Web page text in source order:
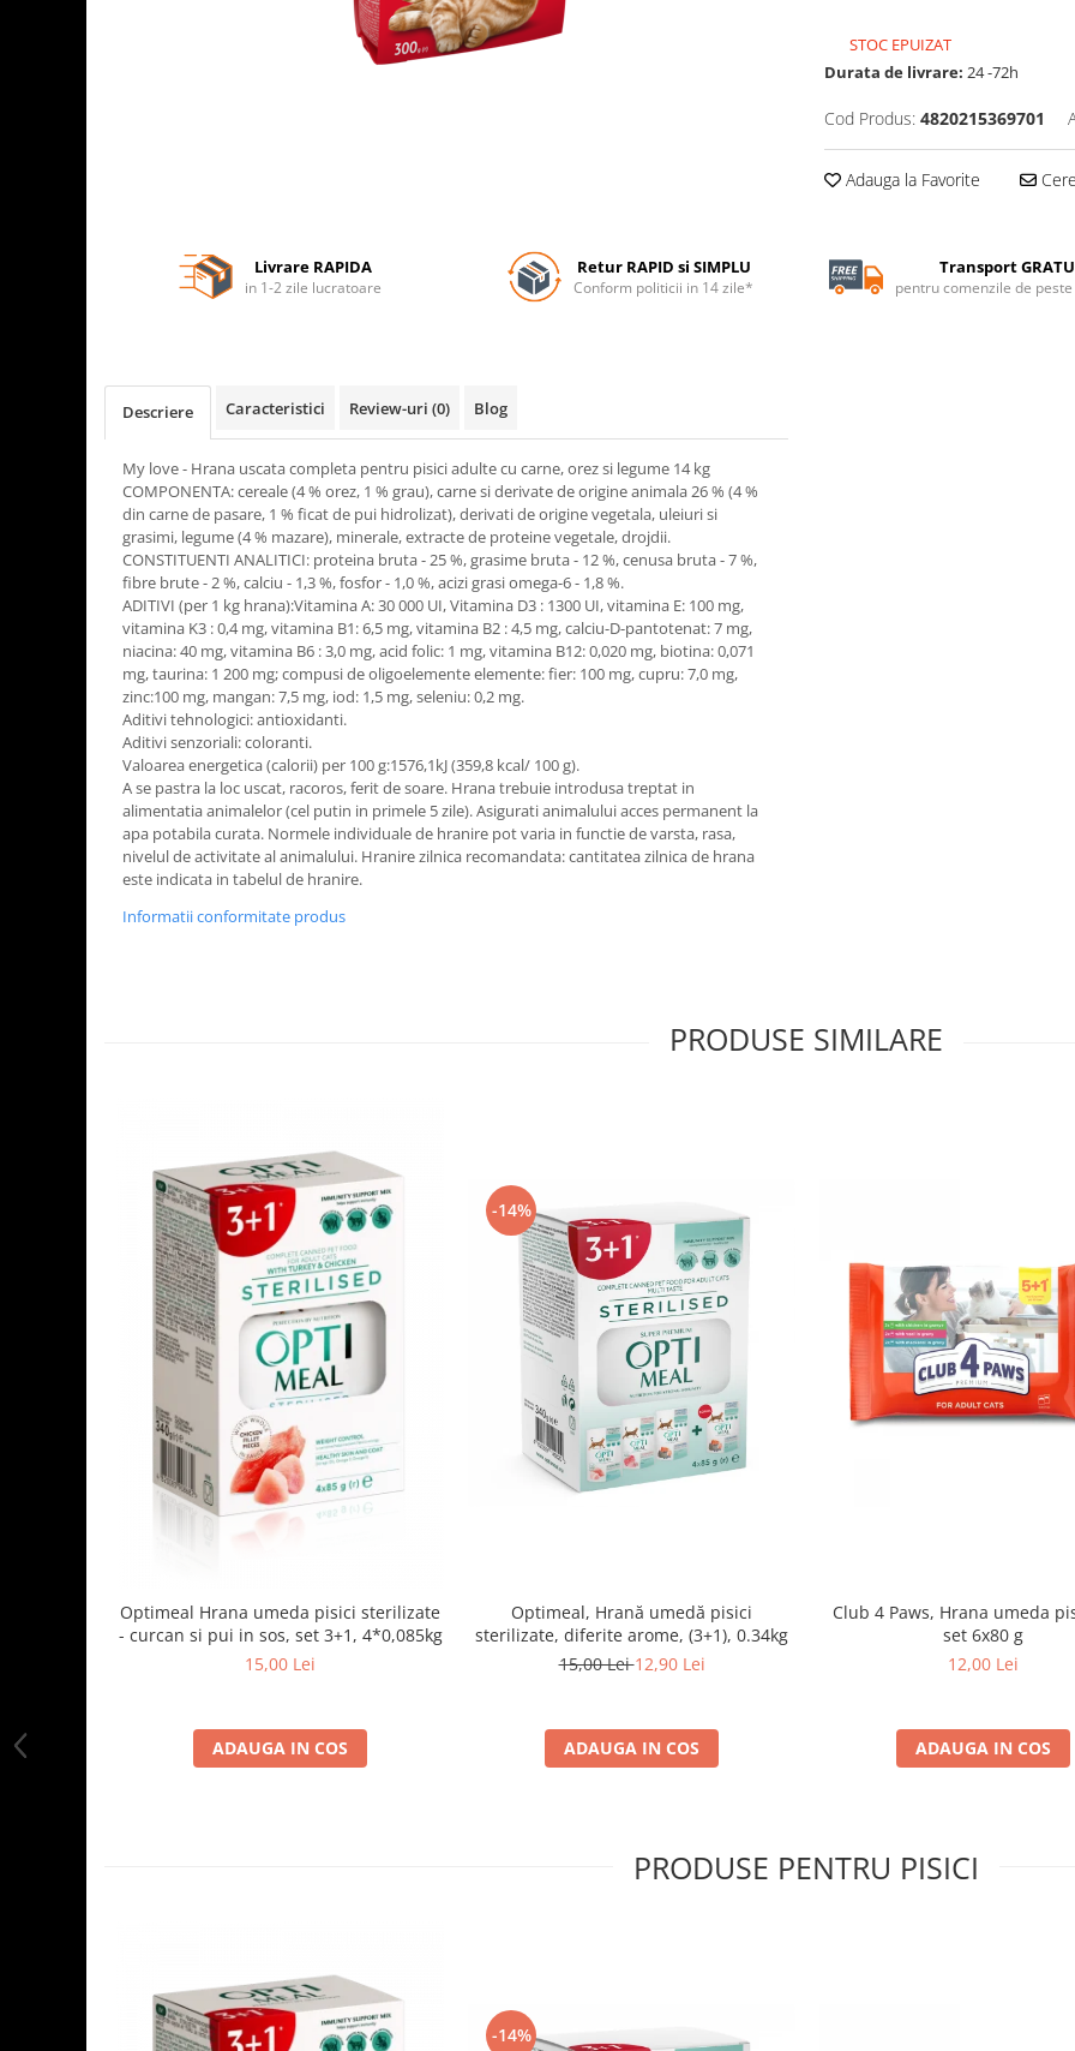
STOC EPUIZAT
Durata de livrare: 24 -72h
Cod Produs: 4820215369701
Adauga la Favorite
Livrare RAPIDA
in 1-2 zile lucratoare
Retur RAPID si SIMPLU
Conform politicii in 14 zile*
Transport
pentru comenzile de peste
Descriere Caracteristici Review-uri (0) Blog
My love - Hrana uscata completa pentru pisici adulte cu carne, orez si legume 14 kg
COMPONENTA: cereale (4 % orez, 1 % grau), carne si derivate de origine animala 26 % (4 %
din carne de pasare, 1 % ficat de pui hidrolizat), derivati de origine vegetala, uleiuri si
grasimi, legume (4 % mazare), minerale, extracte de proteine vegetale, drojdii.
CONSTITUENTI ANALITICI: proteina bruta - 25 %, grasime bruta - 12 %, cenusa bruta - 7 %,
fibre brute - 2 %, calciu - 1,3 %, fosfor - 1,0 %, acizi grasi omega-6 - 1,8 %.
ADITIVI (per 1 kg hrana):Vitamina A: 30 000 UI, Vitamina D3 : 1300 UI, vitamina E: 100 mg,
vitamina K3 : 0,4 mg, vitamina B1: 6,5 mg, vitamina B2 : 4,5 mg, calciu-D-pantotenat: 7 mg,
niacina: 40 mg, vitamina B6 : 3,0 mg, acid folic: 1 mg, vitamina B12: 0,020 mg, biotina: 0,071
mg, taurina: 1 200 mg; compusi de oligoelemente elemente: fier: 100 mg, cupru: 7,0 mg,
zinc:100 mg, mangan: 7,5 mg, iod: 1,5 mg, seleniu: 0,2 mg.
Aditivi tehnologici: antioxidanti.
Aditivi senzoriali: coloranti.
Valoarea energetica (calorii) per 100 g:1576,1kJ (359,8 kcal/ 100 g).
A se pastra la loc uscat, racoros, ferit de soare. Hrana trebuie introdusa treptat in
alimentatia animalelor (cel putin in primele 5 zile). Asigurati animalului acces permanent la
apa potabila curata. Normele individuale de hranire pot varia in functie de varsta, rasa,
nivelul de activitate al animalului. Hranire zilnica recomandata: cantitatea zilnica de hrana
este indicata in tabelul de hranire.
Informatii conformitate produs
PRODUSE SIMILARE
Optimeal Hrana umeda pisici sterilizate
- curcan si pui in sos, set 3+1, 4*0,085kg
15,00 Lei
ADAUGA IN COS
-14%
Optimeal, Hrană umedă pisici
sterilizate, diferite arome, (3+1), 0.34kg
15,00 Lei12,90 Lei
ADAUGA IN COS
Club 4 Paws, Hrana umeda
set 6x80 g
12,00 Lei
ADAUGA IN COS
PRODUSE PENTRU PISICI
-14%